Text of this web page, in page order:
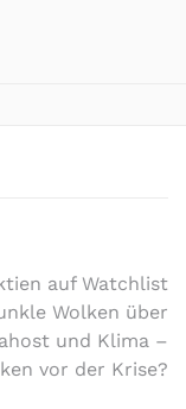
auf Watchlist
Wolken über
und Klima –
vor der Krise?